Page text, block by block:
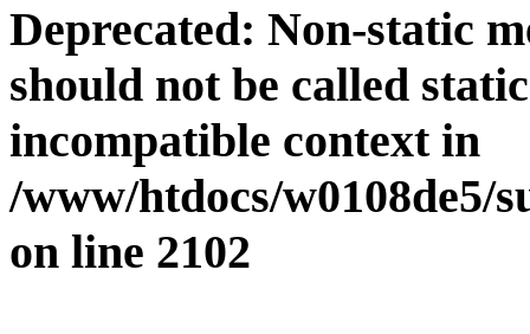
Deprecated: Non-static
should not be called
incompatible context in
/www/htdocs/w0108de5/
on line 2102